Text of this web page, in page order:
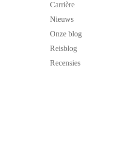
Carrière
Nieuws
Onze blog
Reisblog
Recensies